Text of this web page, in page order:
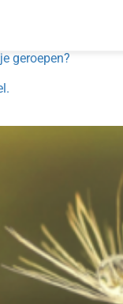
geroepen?